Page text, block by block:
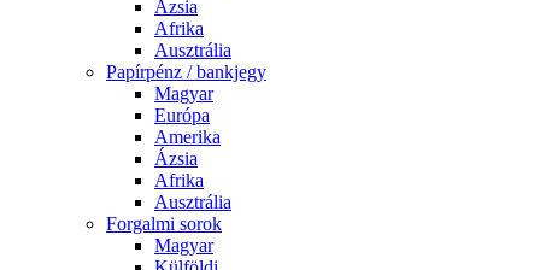
Ázsia
Afrika
Ausztrália
Papírpénz / bankjegy
Magyar
Európa
Amerika
Ázsia
Afrika
Ausztrália
Forgalmi sorok
Magyar